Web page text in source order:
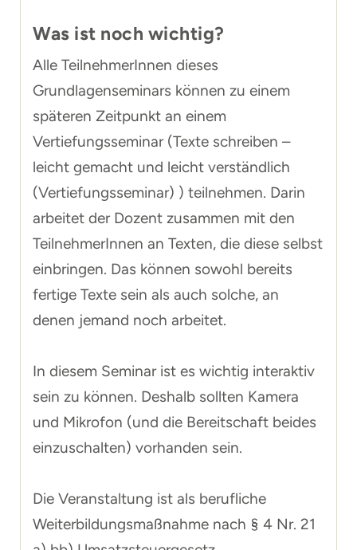
Was ist noch wichtig?
Alle TeilnehmerInnen dieses
Grundlagenseminars können zu einem
späteren Zeitpunkt an einem
Vertiefungsseminar (Texte schreiben –
leicht gemacht und leicht verständlich
(Vertiefungsseminar) ) teilnehmen. Darin
arbeitet der Dozent zusammen mit den
TeilnehmerInnen an Texten, die diese selbst
einbringen. Das können sowohl bereits
fertige Texte sein als auch solche, an
denen jemand noch arbeitet.
In diesem Seminar ist es wichtig interaktiv
sein zu können. Deshalb sollten Kamera
und Mikrofon (und die Bereitschaft beides
einzuschalten) vorhanden sein.
Die Veranstaltung ist als berufliche
Weiterbildungsmaßnahme nach § 4 Nr. 21